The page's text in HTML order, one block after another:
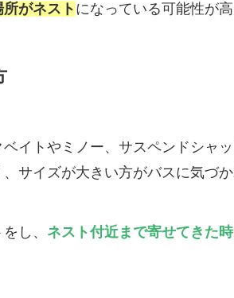
がネスト になっている可能性が高
イトやミノー、サスペンドシャッ
サイズが大きい方がバスに気づ
し、 ネスト付近まで寄せてきた